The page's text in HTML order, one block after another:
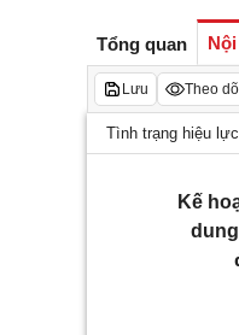
Tổng quan
Lưu Theo
Tình trạng hiệu
Kế